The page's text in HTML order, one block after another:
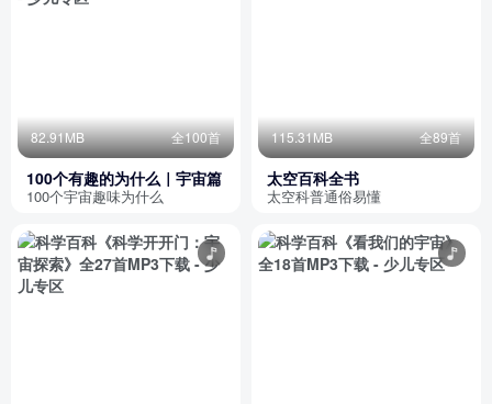
82.91MB 全100首
100个有趣的为什么｜宇宙篇
100个宇宙趣味为什么
115.31MB 全89首
太空百科全书
太空科普通俗易懂